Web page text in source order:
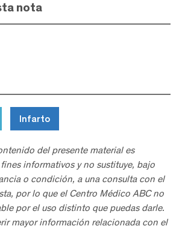
nota
Infarto
del presente material es
informativos y no sustituye, bajo
o condición, a una consulta con el
por lo que el Centro Médico ABC no
por el uso distinto que puedas darle.
mayor información relacionada con el